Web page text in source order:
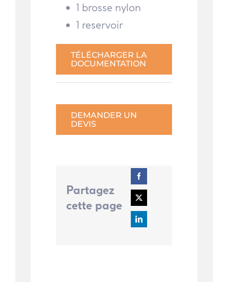
1 brosse nylon
1 reservoir
TÉLÉCHARGER LA
DOCUMENTATION
DEMANDER UN
DEVIS
Partagez
cette page